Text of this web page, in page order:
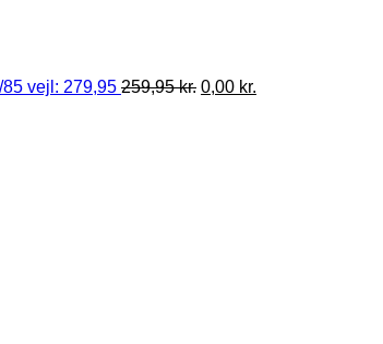
vejl: 279,95 259,95kr. 0,00 kr.